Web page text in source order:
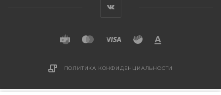
ПОЛИТИКА КОНФИДЕНЦИАЛЬНОСТИ